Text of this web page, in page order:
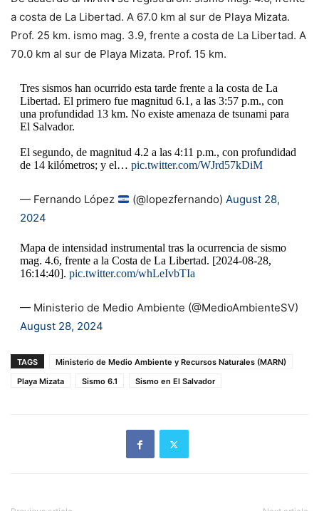
a costa de La Libertad. A 67.0 km al sur de Playa Mizata.
Prof. 25 km. ismo mag. 3.9, frente a costa de La Libertad. A
70.0 km al sur de Playa Mizata. Prof. 15 km.
Tres sismos han ocurrido esta tarde frente a la costa de La
Libertad. El primero fue magnitud 6.1, a las 3:57 p.m., con
una profundidad 13 km. No existe amenaza de tsunami para
El Salvador.
El segundo, de magnitud 4.2 a las 4:11 p.m., con profundidad
de 14 kilómetros; y el… pic.twitter.com/WJrd57kDiM
— Fernando López (@lopezfernando) August 28,
2024
Mapa de intensidad instrumental tras la ocurrencia de sismo
mag. 4.6, frente a la Costa de La Libertad. [2024-08-28,
16:14:40]. pic.twitter.com/whLeIvbTIa
— Ministerio de Medio Ambiente (@MedioAmbienteSV)
August 28, 2024
TAGS
Ministerio de Medio Ambiente y Recursos Naturales (MARN)
Playa Mizata
Sismo 6.1 Sismo en El Salvador